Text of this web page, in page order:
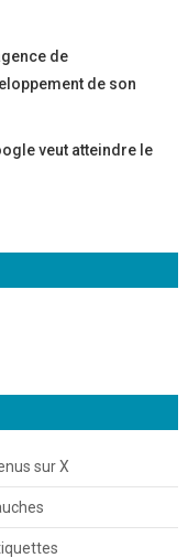
de
de son
veut atteindre le
sur X